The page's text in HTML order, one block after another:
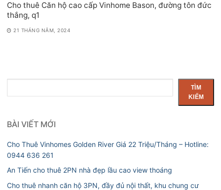
Cho thuê Căn hộ cao cấp Vinhome Bason, đường tôn đức
thắng, q1
21 THÁNG NĂM, 2024
kiếm
TÌM
KIẾM
BÀI VIẾT MỚI
Cho Thuê Vinhomes Golden River Giá 22 Triệu/Tháng – Hotline:
0944 636 261
An Tiến cho thuê 2PN nhà đẹp lầu cao view thoáng
Cho thuê nhanh căn hộ 3PN, đầy đủ nội thất, khu chung cư